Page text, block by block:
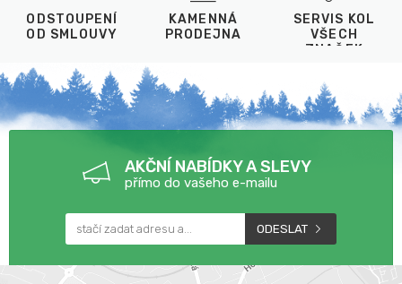
ODSTOUPENÍ
OD SMLOUVY
KAMENNÁ
PRODEJNA
SERVIS KOL
VŠECH
ZNAČEK
AKČNÍ NABÍDKY A SLEVY
přímo do vašeho e-mailu
ODESLAT